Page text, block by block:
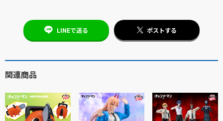
LINEで送る ポストする
関連商品